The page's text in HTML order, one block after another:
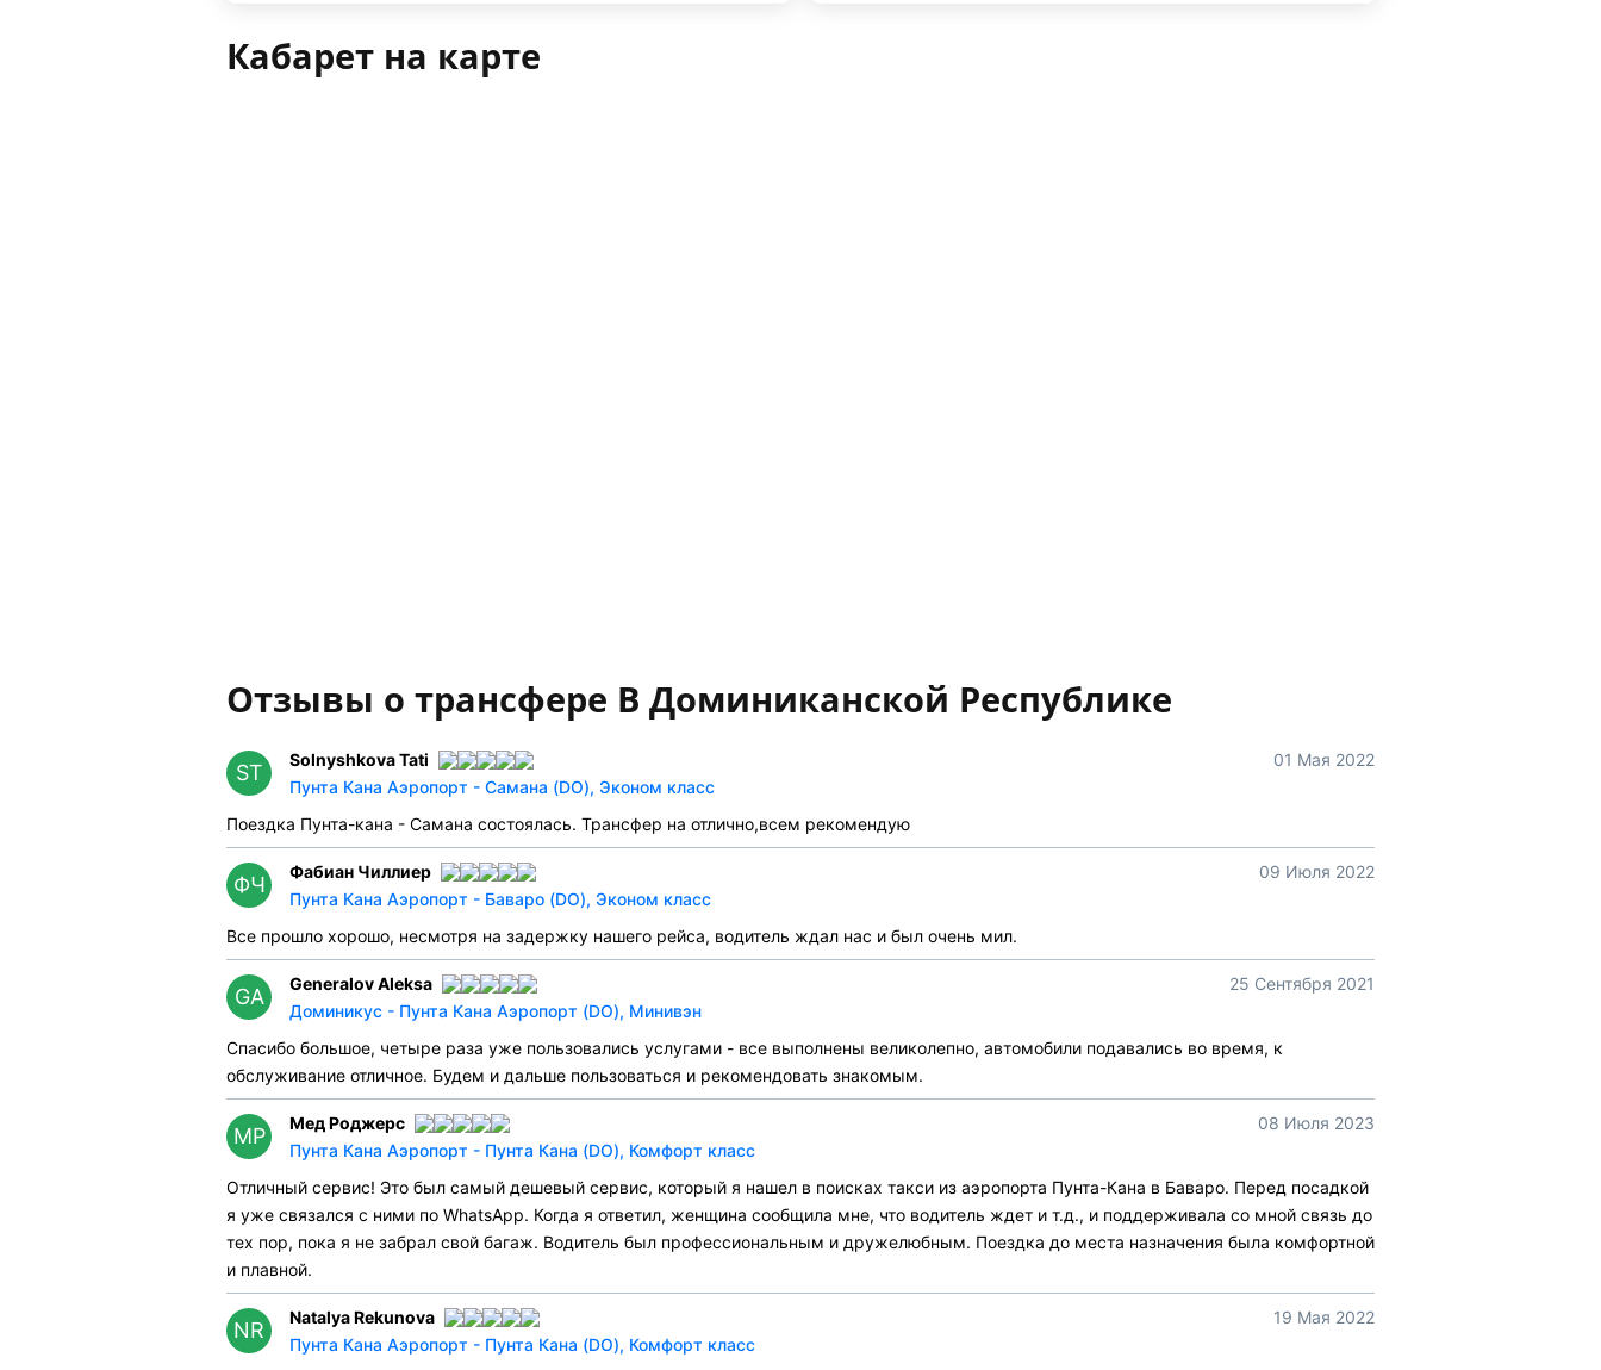
Кабарет на карте
Отзывы о трансфере В Доминиканской Республике
ST
Solnyshkova Tati
01 Мая 2022
Пунта Кана Аэропорт - Самана (DO), Эконом класс
Поездка Пунта-кана - Самана состоялась. Трансфер на отлично,всем рекомендую
ФЧ
Фабиан Чиллиер
09 Июля 2022
Пунта Кана Аэропорт - Баваро (DO), Эконом класс
Все прошло хорошо, несмотря на задержку нашего рейса, водитель ждал нас и был очень мил.
GA
Generalov Aleksa
25 Сентября 2021
Доминикус - Пунта Кана Аэропорт (DO), Минивэн
Спасибо большое, четыре раза уже пользовались услугами - все выполнены великолепно, автомобили подавались во время, к
обслуживание отличное. Будем и дальше пользоваться и рекомендовать знакомым.
МР
Мед Роджерс
08 Июля 2023
Пунта Кана Аэропорт - Пунта Кана (DO), Комфорт класс
Отличный сервис! Это был самый дешевый сервис, который я нашел в поисках такси из аэропорта Пунта-Кана в Баваро. Перед посадкой
я уже связался с ними по WhatsApp. Когда я ответил, женщина сообщила мне, что водитель ждет и т.д., и поддерживала со мной связь до
тех пор, пока я не забрал свой багаж. Водитель был профессиональным и дружелюбным. Поездка до места назначения была комфортной
и плавной.
NR
Natalya Rekunova
19 Мая 2022
Пунта Кана Аэропорт - Пунта Кана (DO), Комфорт класс